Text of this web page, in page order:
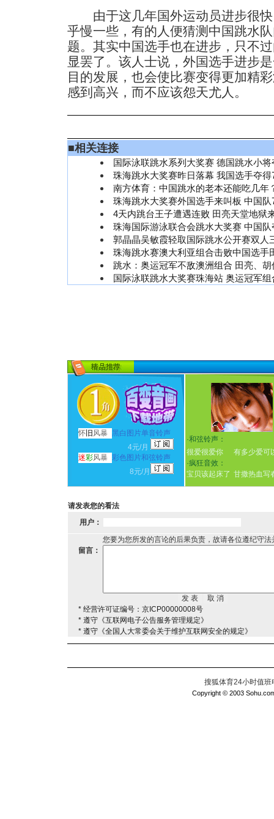
由于这几年国外运动员进步很快
乎慢一些，有的人便猜测中国跳水
题。其实中国选手也在进步，只不
显罢了。该人士说，外国选手进步
目的发展，也会使比赛变得更加精
感到高兴，而不应该怨天尤人。
■相关连接
国际泳联跳水系列大奖赛 德国跳水小将
珠海跳水大奖赛昨日落幕 我国选手夺得
南方体育：中国跳水的老本还能吃几年
珠海跳水大奖赛外国选手来叫板 中国
4天内跳台王子遭遇连败 田亮天堂地狱
珠海国际游泳联合会跳水大奖赛 中国队
郭晶晶吴敏霞轻取国际跳水公开赛双人
珠海跳水赛澳大利亚组合击败中国选手
跳水：奥运冠军不敌澳洲组合 田亮、胡
国际泳联跳水大奖赛珠海站 奥运冠军
怀 旧 风暴
黑白图片单音铃声
4元/月
迷彩风暴 彩色图片和弦铃声
8元/月
·和弦铃声：
很爱很爱你
有多少爱可
·疯狂音效：
宝贝该起床了 甘撒热血写
请发表您的看法
用户：
您要为您所发的言论的后果负责，故请各位遵纪守
留言：
* 经营许可证编号：京ICP00000008号
* 遵守《互联网电子公告服务管理规定》
* 遵守《全国人大常委会关于维护互联网安全的规定》
搜狐体育24小时值
Copyright © 2003